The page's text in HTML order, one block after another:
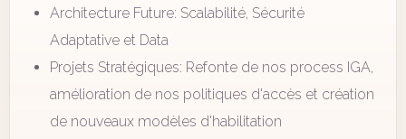
Architecture Future: Scalabilité, Sécurité
Adaptative et Data
Projets Stratégiques: Refonte de nos process IGA,
amélioration de nos politiques d'accès et création
de nouveaux modèles d'habilitation